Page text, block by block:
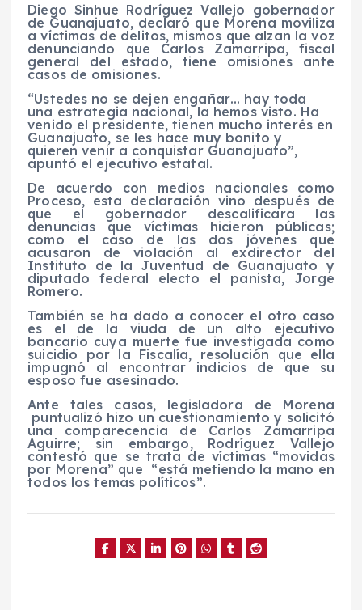
Diego Sinhue Rodríguez Vallejo gobernador
de Guanajuato, declaró que Morena moviliza
a víctimas de delitos, mismos que alzan la voz
denunciando que Carlos Zamarripa, fiscal
general del estado, tiene omisiones ante
casos de omisiones.
“Ustedes no se dejen engañar… hay toda
una estrategia nacional, la hemos visto. Ha
venido el presidente, tienen mucho interés en
Guanajuato, se les hace muy bonito y
quieren venir a conquistar Guanajuato”,
apuntó el ejecutivo estatal.
De acuerdo con medios nacionales como
Proceso, esta declaración vino después de
que el gobernador descalificara las
denuncias que víctimas hicieron públicas;
como el caso de las dos jóvenes que
acusaron de violación al exdirector del
Instituto de la Juventud de Guanajuato y
diputado federal electo el panista, Jorge
Romero.
También se ha dado a conocer el otro caso
es el de la viuda de un alto ejecutivo
bancario cuya muerte fue investigada como
suicidio por la Fiscalía, resolución que ella
impugnó al encontrar indicios de que su
esposo fue asesinado.
Ante tales casos, legisladora de Morena
puntualizó hizo un cuestionamiento y solicitó
una comparecencia de Carlos Zamarripa
Aguirre; sin embargo, Rodríguez Vallejo
contestó que se trata de víctimas “movidas
por Morena” que “está metiendo la mano en
todos los temas políticos”.